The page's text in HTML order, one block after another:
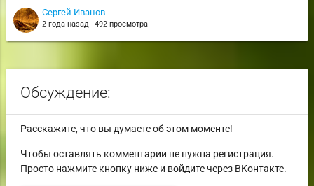
Сергей Иванов
2 года назад 492 просмотра
Обсуждение:
Расскажите, что вы думаете об этом моменте!
Чтобы оставлять комментарии не нужна регистрация.
Просто нажмите кнопку ниже и войдите через ВКонтакте.